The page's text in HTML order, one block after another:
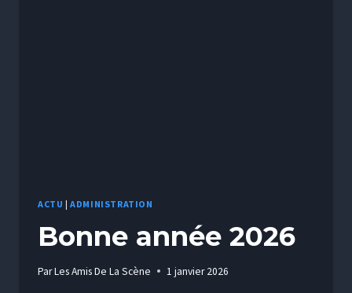
ACTU |ADMINISTRATION
Bonne année 2026
ParLes Amis De La Scène 1 janvier 2026